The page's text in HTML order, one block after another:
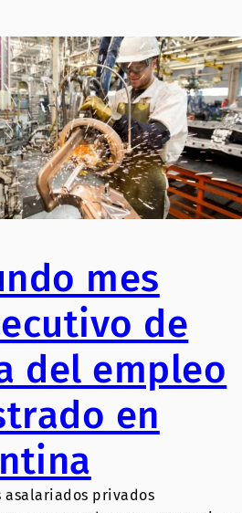
mes
de
del empleo
en
asalariados privados